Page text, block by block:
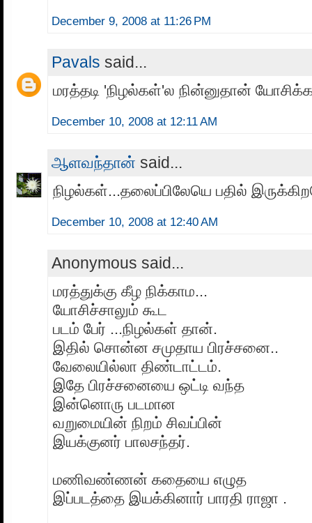
December 9, 2008 at 11:26 PM
Pavals said...
மரத்தடி 'நிழல்கள்'ல நின்னுதான்
December 10, 2008 at 12:11 AM
ஆளவந்தான் said...
நிழல்கள்...தலைப்பிலேயெ பதில்
December 10, 2008 at 12:40 AM
Anonymous said...
மரத்துக்கு கீழ நிக்காம...
யோசிச்சாலும் கூட
படம் பேர் ...நிழல்கள் தான்.
இதில் சொன்ன சமுதாய பிரச்சனை..
வேலையில்லா திண்டாட்டம்.
இதே பிரச்சனையை ஒட்டி வந்த
இன்னொரு படமான
வறுமையின் நிறம் சிவப்பின்
இயக்குனர் பாலசந்தர்.
மணிவண்ணன் கதையை எழுத
இப்படத்தை இயக்கினார் பாரதி ராஜா .